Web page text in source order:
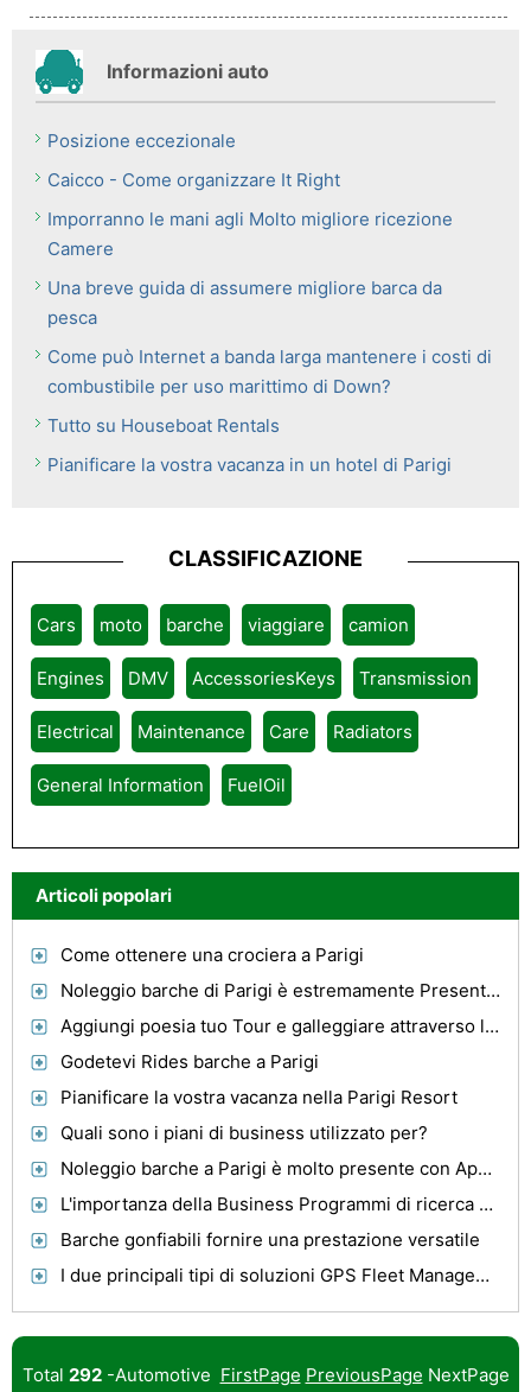
Informazioni auto
Posizione eccezionale
Caicco - Come organizzare It Right
Imporranno le mani agli Molto migliore ricezione
Camere
Una breve guida di assumere migliore barca da
pesca
Come può Internet a banda larga mantenere i costi di
combustibile per uso marittimo di Down?
Tutto su Houseboat Rentals
Pianificare la vostra vacanza in un hotel di Parigi
CLASSIFICAZIONE
Cars moto barche viaggiare camion
Engines DMV AccessoriesKeys Transmission
Electrical Maintenance Care Radiators
General Information FuelOil
Articoli popolari
Come ottenere una crociera a Parigi
Noleggio barche di Parigi è estremamente Presente Con ottenere piacere da Parigi Splendor
Aggiungi poesia tuo Tour e galleggiare attraverso la città di luci
Godetevi Rides barche a Parigi
Pianificare la vostra vacanza nella Parigi Resort
Quali sono i piani di business utilizzato per?
Noleggio barche a Parigi è molto presente con Apprezzate Parigi, Francia Attrattività
L'importanza della Business Programmi di ricerca ei vantaggi per aziende
Barche gonfiabili fornire una prestazione versatile
I due principali tipi di soluzioni GPS Fleet Management
Total 292-Automotive FirstPage PreviousPage NextPage